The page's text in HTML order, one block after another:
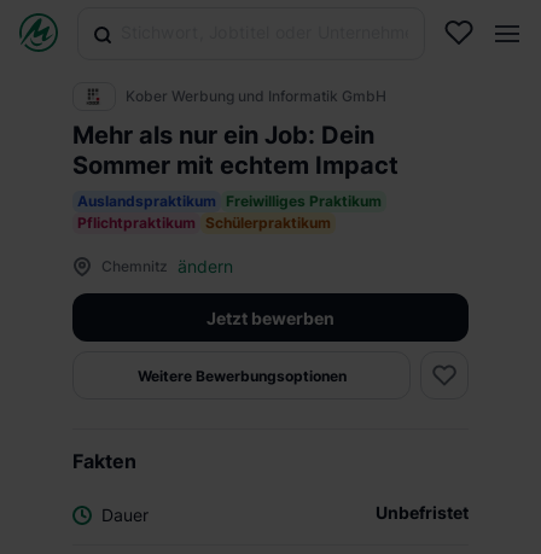
Kober Werbung und Informatik GmbH
Mehr als nur ein Job: Dein
Sommer mit echtem Impact
Auslandspraktikum
Freiwilliges Praktikum
Pflichtpraktikum
Schülerpraktikum
Chemnitz ändern
Jetzt bewerben
Weitere Bewerbungsoptionen
Fakten
Dauer Unbefristet